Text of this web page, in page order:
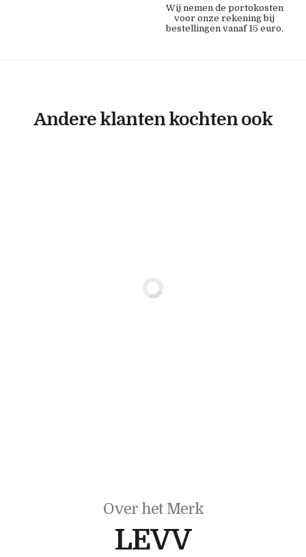
Wij nemen de portokosten
voor onze rekening bij
bestellingen vanaf 15 euro.
Andere klanten kochten ook
Over het Merk
LEVV